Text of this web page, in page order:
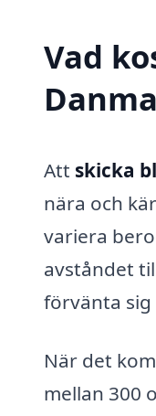
Vad
Att skicka
nära och
variera
avståndet
förvänta
När det
mellan 300